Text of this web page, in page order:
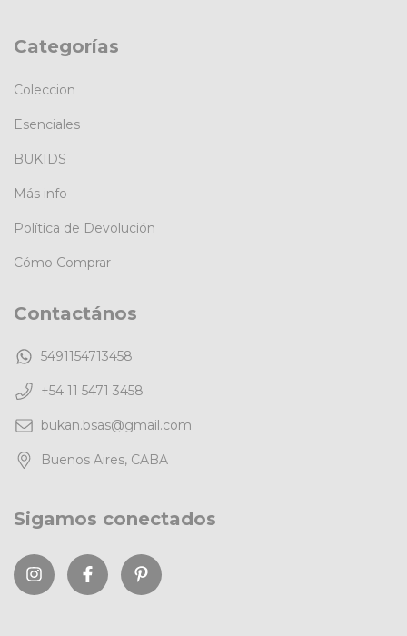
Categorías
Coleccion
Esenciales
BUKIDS
Más info
Política de Devolución
Cómo Comprar
Contactános
5491154713458
+54 11 5471 3458
bukan.bsas@gmail.com
Buenos Aires, CABA
Sigamos conectados